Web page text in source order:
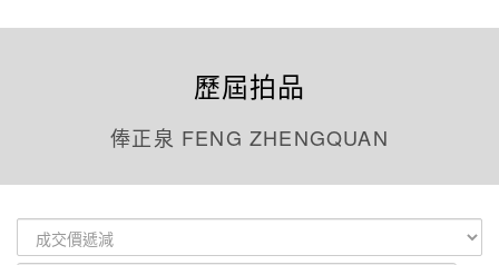
歷屆拍品
俸正泉 FENG ZHENGQUAN